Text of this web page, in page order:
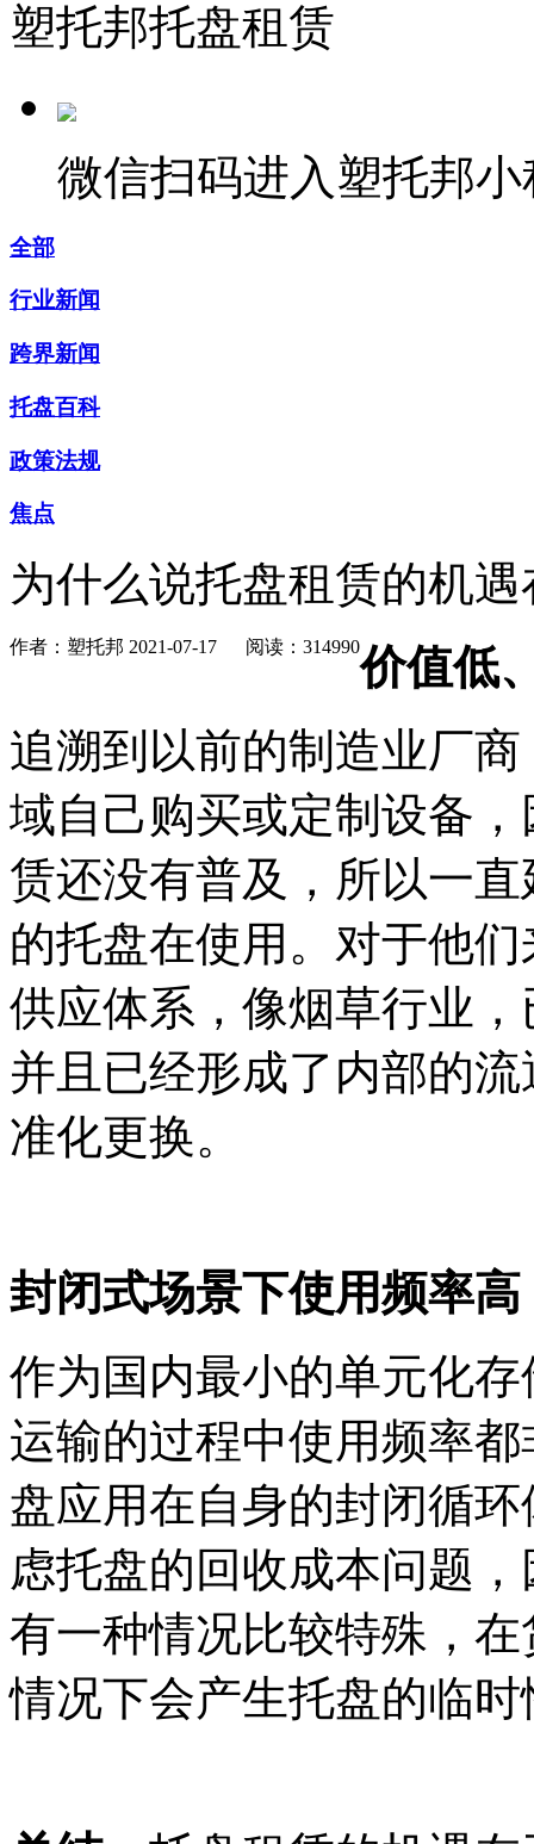
塑托邦托盘租赁
微信扫码进入塑托邦小
全部
行业新闻
跨界新闻
托盘百科
政策法规
焦点
为什么说托盘租赁的机
作者：塑托邦 2021-07-17 阅读：314990价值低
追溯到以前的制造业厂
域自己购买或定制设备
赁还没有普及，所以一
的托盘在使用。对于他
供应体系，像烟草行业
并且已经形成了内部的
准化更换。
封闭式场景下使用频率高
作为国内最小的单元化
运输的过程中使用频率
盘应用在自身的封闭循
虑托盘的回收成本问题
有一种情况比较特殊，
情况下会产生托盘的临